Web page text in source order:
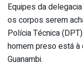
Equipes da
os corpos serem
Polícia Técnica
homem preso está
Guanambi.